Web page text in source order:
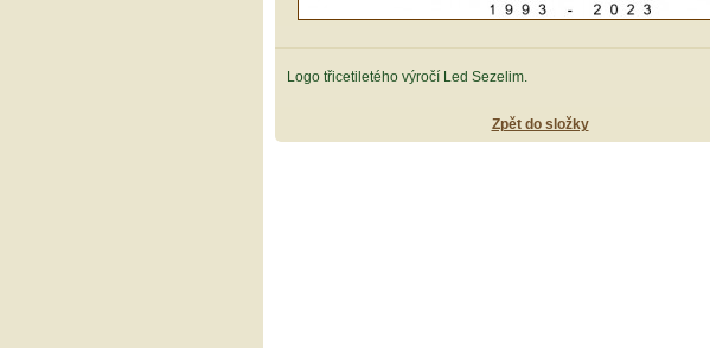
Logo třicetiletého výročí Led Sezelim.
Zpět do složky